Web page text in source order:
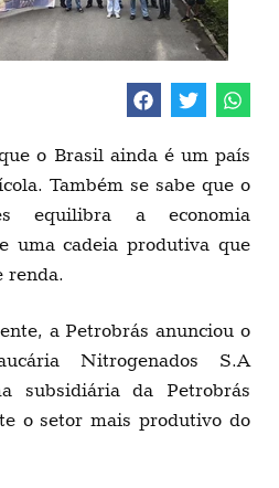
o Brasil ainda é um país
Também se sabe que o
equilibra a economia
uma cadeia produtiva que
renda.
a Petrobrás anunciou o
Nitrogenados S.A
subsidiária da Petrobrás
o setor mais produtivo do